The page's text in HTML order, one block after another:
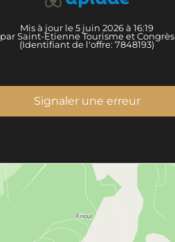
Mis à jour le 5 juin 2026 à 16:19
par Saint-Etienne Tourisme et Congrès
(Identifiant de l'offre: 7848193)
Signaler une erreur